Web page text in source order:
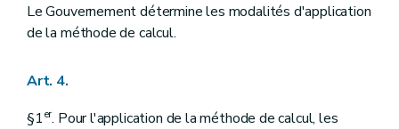
Le Gouvernement détermine les modalités d'application
de la méthode de calcul.
Art. 4.
§1er. Pour l'application de la méthode de calcul, les